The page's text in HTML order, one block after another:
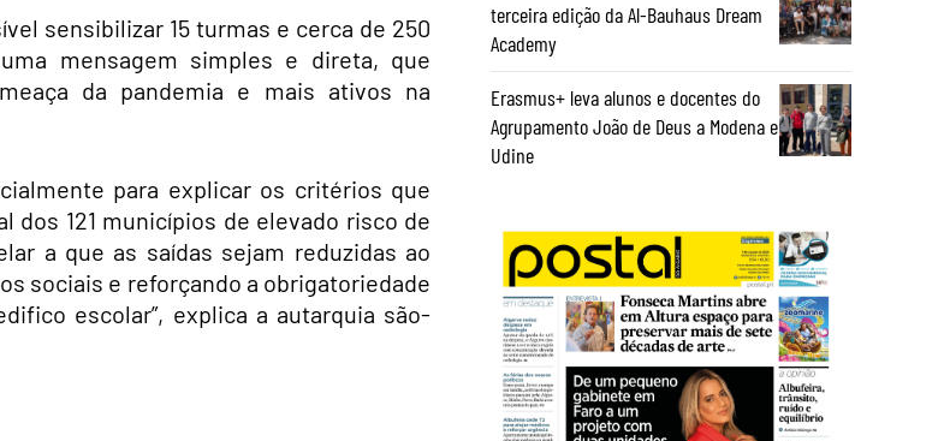
sensibilizar 15 turmas e cerca de 250
mensagem simples e direta, que
da pandemia e mais ativos na
para explicar os critérios que
dos 121 municípios de elevado risco de
a que as saídas sejam reduzidas ao
sociais e reforçando a obrigatoriedade
escolar”, explica a autarquia são-
terceira edição da Al-Bauhaus Dream
Academy
Erasmus+ leva alunos e docentes do
Agrupamento João de Deus a Modena e
Udine